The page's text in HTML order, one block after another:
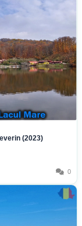
(2023)
0